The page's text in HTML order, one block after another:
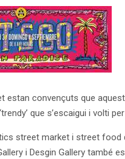
estan convençuts que
que s’escaigui i volti
street market i street food
i Desgin Gallery també